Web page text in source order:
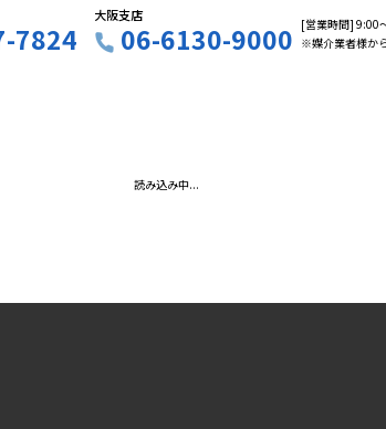
7824
大阪支店
06-6130-9000 [営業時間] 9:00
※媒介業者様か
読み込み中...